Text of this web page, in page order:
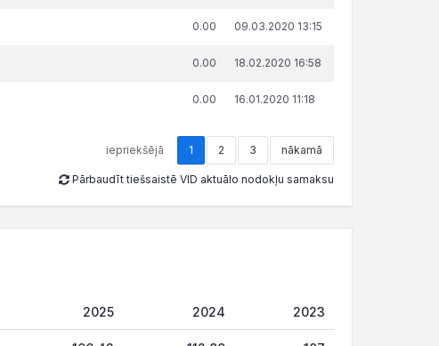
0.00 09.03.2020 13:15
0.00 18.02.2020 16:58
0.00 16.01.2020 11:18
iepriekšējā 1 2 3 nākamā
Pārbaudīt tiešsaistē VID aktuālo nodokļu samaksu
2025 2024 2023